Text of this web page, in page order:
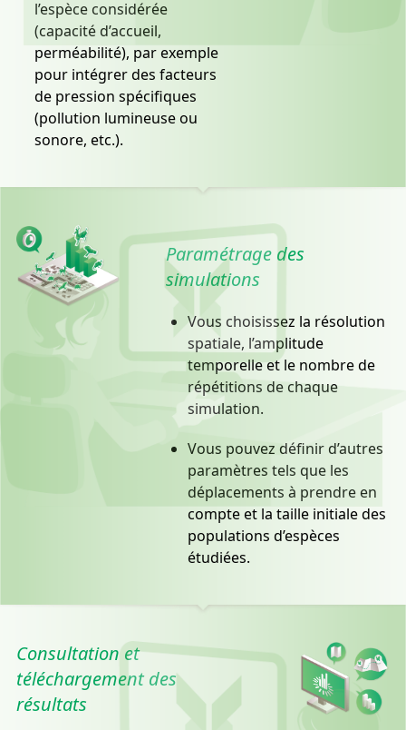
l’espèce considérée
(capacité d’accueil,
perméabilité), par exemple
pour intégrer des facteurs
de pression spécifiques
(pollution lumineuse ou
sonore, etc.).
Paramétrage des
simulations
Vous choisissez la résolution
spatiale, l’amplitude
temporelle et le nombre de
répétitions de chaque
simulation.
Vous pouvez définir d’autres
paramètres tels que les
déplacements à prendre en
compte et la taille initiale des
populations d’espèces
étudiées.
Consultation et
téléchargement des
résultats